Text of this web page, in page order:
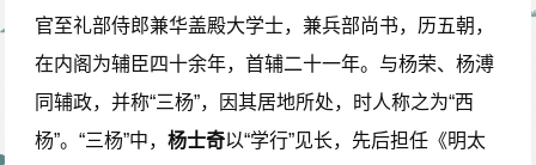
官至礼部侍郎兼华盖殿大学士，兼兵部尚书，历五朝，
在内阁为辅臣四十余年，首辅二十一年。与杨荣、杨溥
同辅政，并称“三杨”，因其居地所处，时人称之为“西
杨”。“三杨”中，杨士奇以“学行”见长，先后担任《明太